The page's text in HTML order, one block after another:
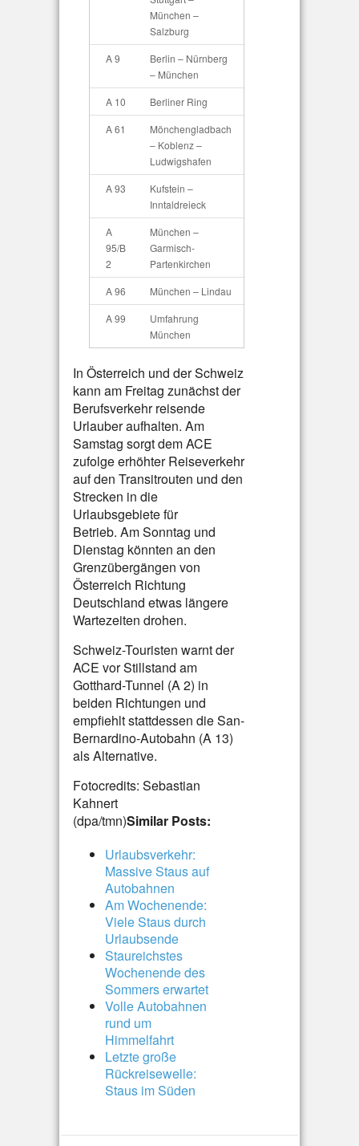
München –
Salzburg
A 9
Berlin – Nürnberg
– München
A 10
Berliner Ring
A 61
Mönchengladbach
– Koblenz –
Ludwigshafen
A 93
Kufstein –
Inntaldreieck
A
95/B
2
München –
Garmisch-
Partenkirchen
A 96
München – Lindau
A 99
Umfahrung
München
In Österreich und der Schweiz
kann am Freitag zunächst der
Berufsverkehr reisende
Urlauber aufhalten. Am
Samstag sorgt dem ACE
zufolge erhöhter Reiseverkehr
auf den Transitrouten und den
Strecken in die
Urlaubsgebiete für
Betrieb. Am Sonntag und
Dienstag könnten an den
Grenzübergängen von
Österreich Richtung
Deutschland etwas längere
Wartezeiten drohen.
Schweiz-Touristen warnt der
ACE vor Stillstand am
Gotthard-Tunnel (A 2) in
beiden Richtungen und
empfiehlt stattdessen die San-
Bernardino-Autobahn (A 13)
als Alternative.
Fotocredits: Sebastian
Kahnert
(dpa/tmn)Similar Posts:
Urlaubsverkehr:
Massive Staus auf
Autobahnen
Am Wochenende:
Viele Staus durch
Urlaubsende
Staureichstes
Wochenende des
Sommers erwartet
Volle Autobahnen
rund um
Himmelfahrt
Letzte große
Rückreisewelle:
Staus im Süden